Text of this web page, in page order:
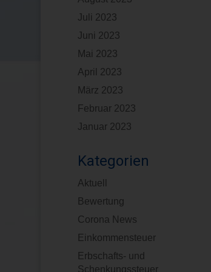
Juli 2023
Juni 2023
Mai 2023
April 2023
März 2023
Februar 2023
Januar 2023
Kategorien
Aktuell
Bewertung
Corona News
Einkommensteuer
Erbschafts- und
Schenkungssteuer